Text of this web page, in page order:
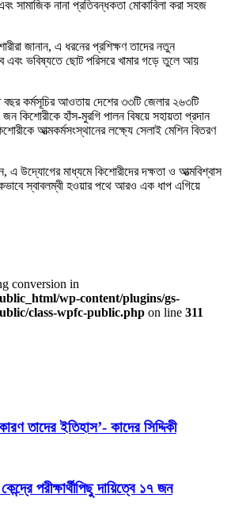
সামাজিক নানা প্রতিবন্ধকতা মোকাবিলা করা সহজ
জানান, এ ধরনের প্রশিক্ষণ তাদের নতুন
এবং ভবিষ্যতে ছোট পরিসরে খামার গড়ে তুলে আয়
বছর কর্মসূচির আওতায় দেশের ৩৩টি জেলার ২৬৩টি
কিশোরীকে হাঁস-মুরগি পালন বিষয়ে সহায়তা প্রদান
আত্মকর্মসংস্থানের লক্ষ্যে সেলাই মেশিন বিতরণ
উদ্যোগের মাধ্যমে কিশোরীদের দক্ষতা ও আত্মবিশ্বাস
স্বাবলম্বী হওয়ার পথে আরও এক ধাপ এগিয়ে
conversion in
wp-content/plugins/gs-
class-wpfc-public.php on line 311
তাদের ইতিহাস’- কাদের সিদ্দিকী
পরীক্ষার্থীপিছু দায়িত্বে ১৭ জন